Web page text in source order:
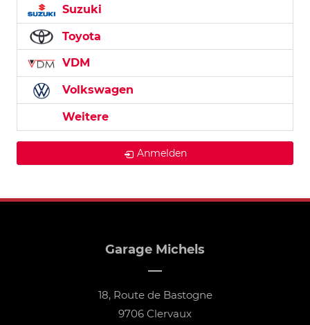
Suzuki
Toyota
VDM
Volkswagen
Weitere
Anmelden
Garage Michels
18, Route de Bastogne
9706 Clervaux